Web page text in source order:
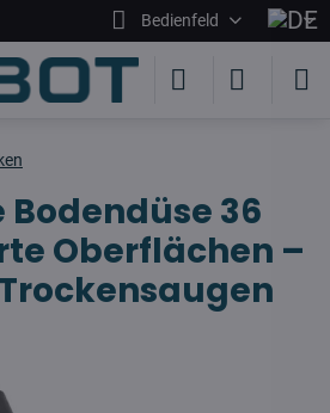
Bedienfeld
36
Oberflächen –